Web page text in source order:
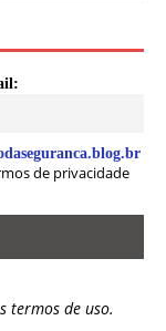
de privacidade
termos de uso.